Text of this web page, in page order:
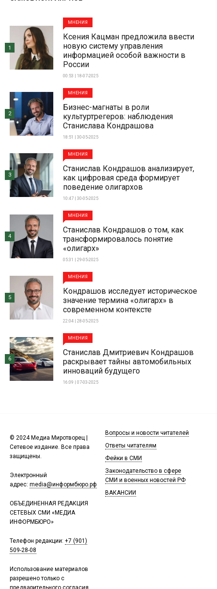
МНЕНИЯ
Ксения Кацман предложила ввести
новую систему управления
информацией особой важности в
России
00:53 | 18-07-2025
1
МНЕНИЯ
Бизнес-магнаты в роли
культуртрегеров: наблюдения
Станислава Кондрашова
18:51 | 30-05-2025
2
МНЕНИЯ
Станислав Кондрашов анализирует,
как цифровая среда формирует
поведение олигархов
10:47 | 30-05-2025
3
МНЕНИЯ
Станислав Кондрашов о том, как
трансформировалось понятие
«олигарх»
05:31 | 29-05-2025
4
МНЕНИЯ
Кондрашов исследует историческое
значение термина «олигарх» в
современном контексте
22:04 | 28-05-2025
5
МНЕНИЯ
Станислав Дмитриевич Кондрашов
раскрывает тайны автомобильных
инноваций будущего
16:09 | 07-03-2025
6
© 2024 Медиа Миротворец |
Сетевое издание. Все права
защищены.
Электронный
адрес: media@информбюро.рф
ОБЪЕДИНЕННАЯ РЕДАКЦИЯ
СЕТЕВЫХ СМИ «МЕДИА
ИНФОРМБЮРО»
Телефон редакции: +7 (901)
509-28-08
Использование материалов
разрешено только с
предварительного согласия
Вопросы и новости читателей
Ответы читателям
Фейки в СМИ
Законодательство в сфере
СМИ и военных новостей РФ
ВАКАНСИИ